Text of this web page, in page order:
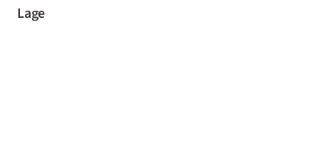
Lage